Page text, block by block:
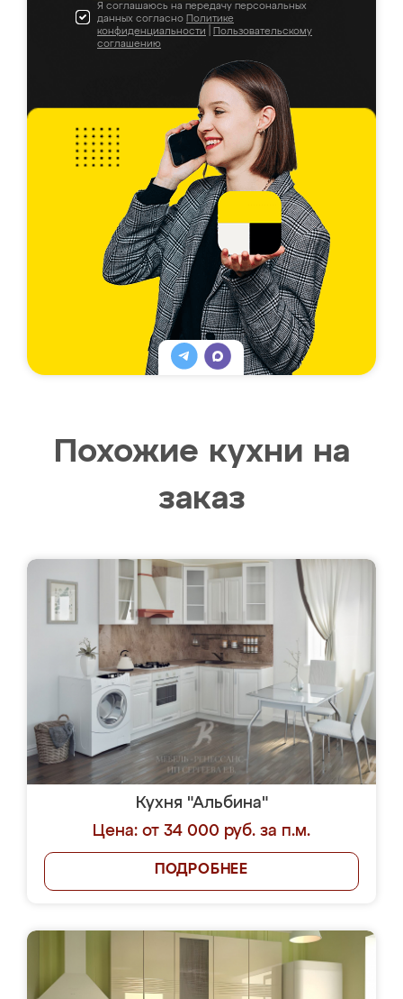
Я соглашаюсь на передачу персональных
данных согласно Политике
конфиденциальности
Пользовательскому
соглашению
Похожие кухни на
заказ
Кухня "Альбина"
Цена: от 34 000 руб. за п.м.
ПОДРОБНЕЕ